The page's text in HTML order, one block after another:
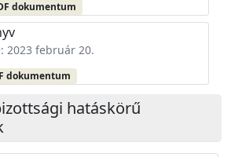
dokumentum
2023 február 20.
dokumentum
hatáskörű